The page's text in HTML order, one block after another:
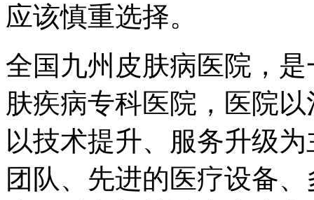
应该慎重选择。
全国九州皮肤病医院，
肤疾病专科医院，医院
以技术提升、服务升级
团队、先进的医疗设备